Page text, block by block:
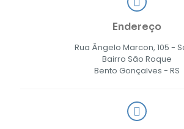
Endereço
Rua Ângelo Marcon, 105 -
Bairro São Roque
Bento Gonçalves - RS